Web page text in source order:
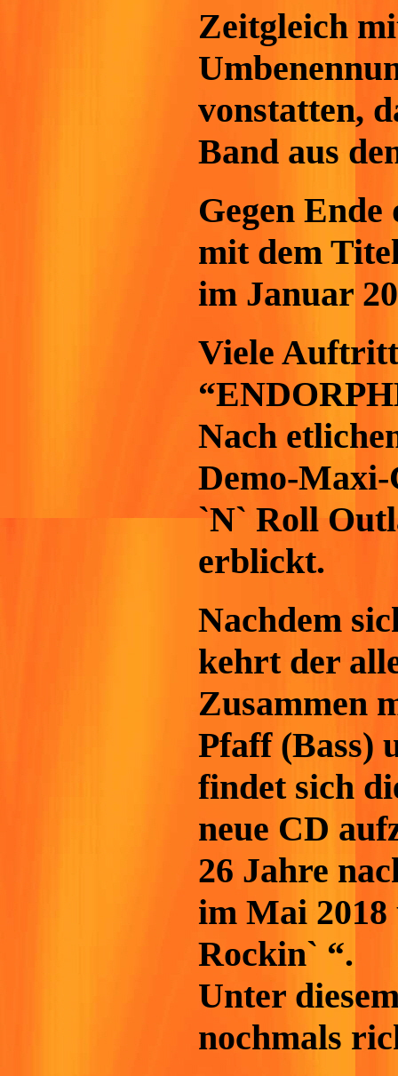
Zeitgleich
vonstatten,
Band aus
Gegen
mit dem
im Januar
Viele
Nach
Demo-
`N` Roll
erblickt.
Nachdem
kehrt der
Zusammen
Pfaff (Bass)
findet sich
neue CD
26 Jahre
im Mai 2018
Rockin` “.
Unter
nochmals